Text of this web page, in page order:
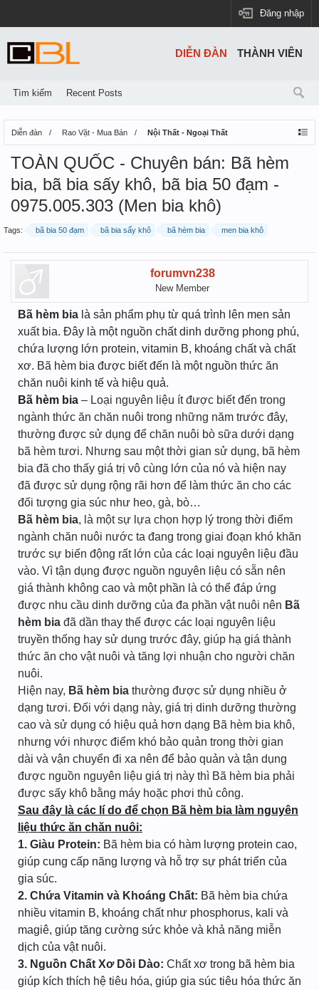
Đăng nhập
Diễn đàn Rao Vặt - Mua Bán Nội Thất - Ngoại Thất
TOÀN QUỐC - Chuyên bán: Bã hèm
bia, bã bia sấy khô, bã bia 50 đạm -
0975.005.303 (Men bia khô)
Tags: bã bia 50 đạm bã bia sấy khô bã hèm bia men bia khô
forumvn238
New Member
Bã hèm bia là sản phẩm phụ từ quá trình lên men sản
xuất bia. Đây là một nguồn chất dinh dưỡng phong phú,
chứa lượng lớn protein, vitamin B, khoáng chất và chất
xơ. Bã hèm bia được biết đến là một nguồn thức ăn
chăn nuôi kinh tế và hiệu quả.
Bã hèm bia – Loại nguyên liệu ít được biết đến trong
ngành thức ăn chăn nuôi trong những năm trước đây,
thường được sử dụng để chăn nuôi bò sữa dưới dạng
bã hèm tươi. Nhưng sau một thời gian sử dụng, bã hèm
bia đã cho thấy giá trị vô cùng lớn của nó và hiện nay
đã được sử dụng rộng rãi hơn để làm thức ăn cho các
đối tượng gia súc như heo, gà, bò…
Bã hèm bia, là một sự lựa chọn hợp lý trong thời điểm
ngành chăn nuôi nước ta đang trong giai đoạn khó khăn
trước sự biến động rất lớn của các loại nguyên liệu đầu
vào. Vì tận dụng được nguồn nguyên liệu có sẵn nên
giá thành không cao và một phần là có thể đáp ứng
được nhu cầu dinh dưỡng của đa phần vật nuôi nên Bã
hèm bia đã dần thay thế được các loại nguyên liệu
truyền thống hay sử dụng trước đây, giúp hạ giá thành
thức ăn cho vật nuôi và tăng lợi nhuận cho người chăn
nuôi.
Hiện nay, Bã hèm bia thường được sử dụng nhiều ở
dạng tươi. Đối với dạng này, giá trị dinh dưỡng thường
cao và sử dụng có hiệu quả hơn dạng Bã hèm bia khô,
nhưng với nhược điểm khó bảo quản trong thời gian
dài và vận chuyển đi xa nên để bảo quản và tận dụng
được nguồn nguyên liệu giá trị này thì Bã hèm bia phải
được sấy khô bằng máy hoặc phơi thủ công.
Sau đây là các lí do để chọn Bã hèm bia làm nguyên
liệu thức ăn chăn nuôi:
1. Giàu Protein: Bã hèm bia có hàm lượng protein cao,
giúp cung cấp năng lượng và hỗ trợ sự phát triển của
gia súc.
2. Chứa Vitamin và Khoáng Chất: Bã hèm bia chứa
nhiều vitamin B, khoáng chất như phosphorus, kali và
magiê, giúp tăng cường sức khỏe và khả năng miễn
dịch của vật nuôi.
3. Nguồn Chất Xơ Dồi Dào: Chất xơ trong bã hèm bia
giúp kích thích hệ tiêu hóa, giúp gia súc tiêu hóa thức ăn
DIỄN ĐÀN
Tìm kiếm Recent Posts
THÀNH VIÊN